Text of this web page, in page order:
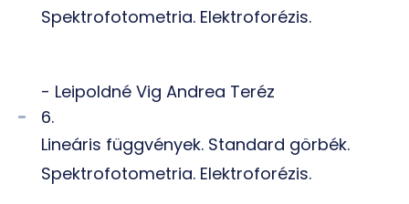
Spektrofotometria. Elektroforézis.
- Leipoldné Vig Andrea Teréz
6.
Lineáris függvények. Standard görbék.
Spektrofotometria. Elektroforézis.